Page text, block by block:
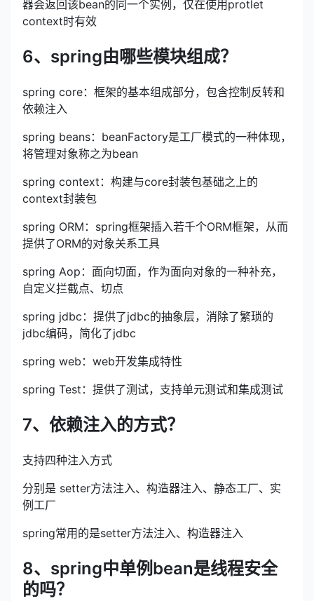
器会返回该bean的同一个实例，仅在使用protlet
context时有效
6、spring由哪些模块组成？
spring core：框架的基本组成部分，包含控制反转和
依赖注入
spring beans：beanFactory是工厂模式的一种体现，
将管理对象称之为bean
spring context：构建与core封装包基础之上的
context封装包
spring ORM：spring框架插入若千个ORM框架，从而
提供了ORM的对象关系工具
spring Aop：面向切面，作为面向对象的一种补充，
自定义拦截点、切点
spring jdbc：提供了jdbc的抽象层，消除了繁琐的
jdbc编码，简化了jdbc
spring web：web开发集成特性
spring Test：提供了测试，支持单元测试和集成测试
7、依赖注入的方式？
支持四种注入方式
分别是 setter方法注入、构造器注入、静态工厂、实
例工厂
spring常用的是setter方法注入、构造器注入
8、spring中单例bean是线程安全
的吗？